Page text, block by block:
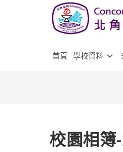
首頁 學校資料
校園相簿